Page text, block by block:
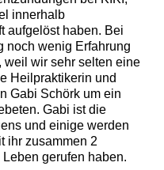
innerhalb
aufgelöst haben. Bei
noch wenig Erfahrung
weil wir sehr selten eine
Heilpraktikerin und
Gabi Schörk um ein
Gabi ist die
und einige werden
ihr zusammen 2
gerufen haben.